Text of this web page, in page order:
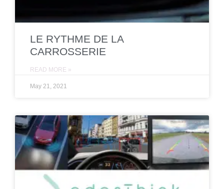
LE RYTHME DE LA
CARROSSERIE
READ MORE »
May 21, 2021